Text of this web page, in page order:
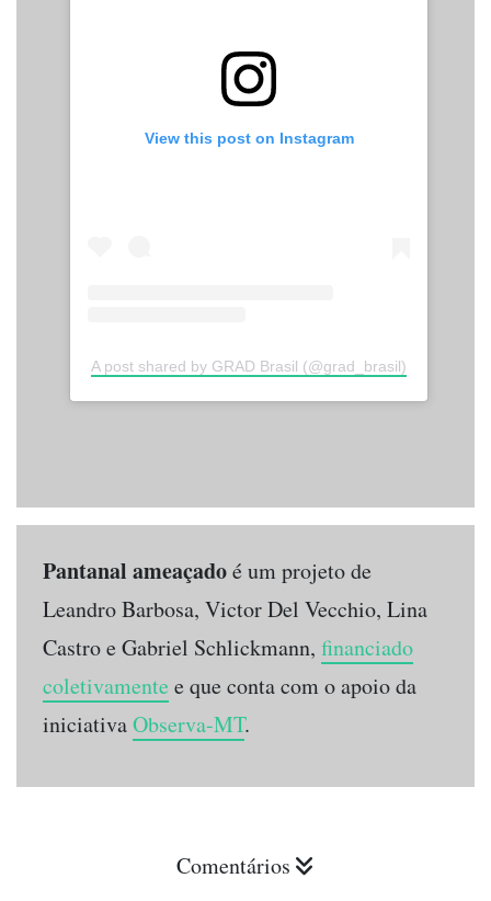
View this post on Instagram
A post shared by GRAD Brasil (@grad_brasil)
Pantanal ameaçadoé um projeto de
Leandro Barbosa, Victor Del Vecchio, Lina
Castro e Gabriel Schlickmann, financiado
coletivamente e que conta com o apoio da
iniciativaObserva-MT.
Comentários